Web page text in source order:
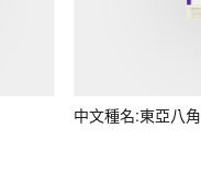
中文種名:東亞八角